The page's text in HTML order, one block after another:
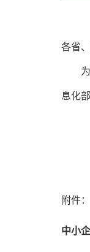
各省
为贯
息化
附件：
中小